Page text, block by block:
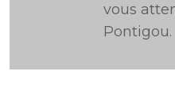
vous
Pontigou.